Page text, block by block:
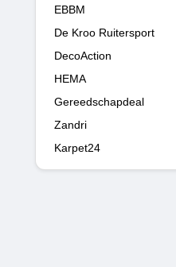
EBBM
De Kroo Ruitersport
DecoAction
HEMA
Gereedschapdeal
Zandri
Karpet24